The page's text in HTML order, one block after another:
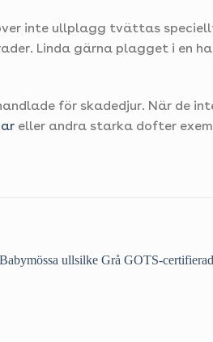
inte ullplagg tvättas
Linda gärna plagget i en
för skadedjur. När de
eller andra starka dofter